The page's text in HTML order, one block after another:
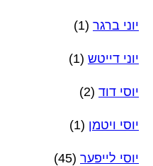
יוני ברגר (1)
יוני דייטש (1)
יוסי דוד (2)
יוסי ויטמן (1)
יוסי לייפער (45)